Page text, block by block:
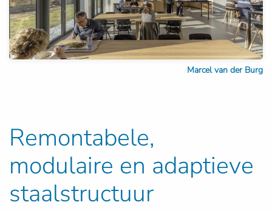
Marcel van der Burg
Remontabele,
modulaire en adaptieve
staalstructuur